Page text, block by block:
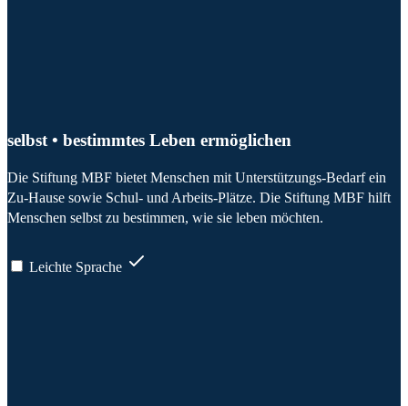
selbst • bestimmtes Leben ermöglichen
Die Stiftung MBF bietet Menschen mit Unterstützungs-Bedarf ein
Zu-Hause sowie Schul- und Arbeits-Plätze. Die Stiftung MBF hilft
Menschen selbst zu bestimmen, wie sie leben möchten.
Leichte Sprache